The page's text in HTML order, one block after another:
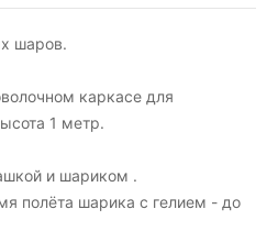
шаров.
каркасе для
1 метр.
и шариком .
полёта шарика с гелием - до